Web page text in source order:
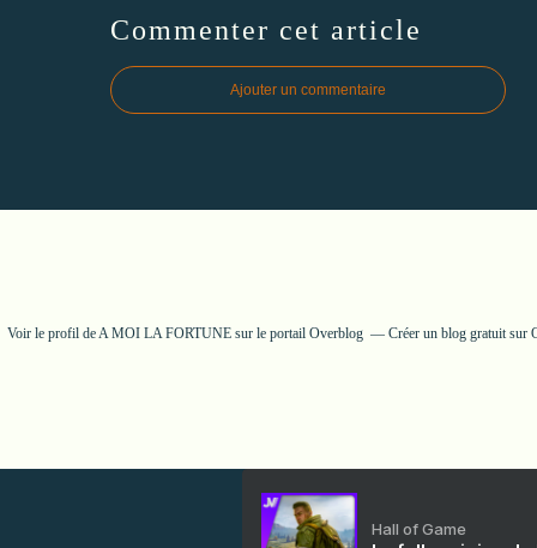
Commenter cet article
Ajouter un commentaire
Voir le profil de A MOI LA FORTUNEsur le portail Overblog Créer un blog gratuit sur
Hall of Game